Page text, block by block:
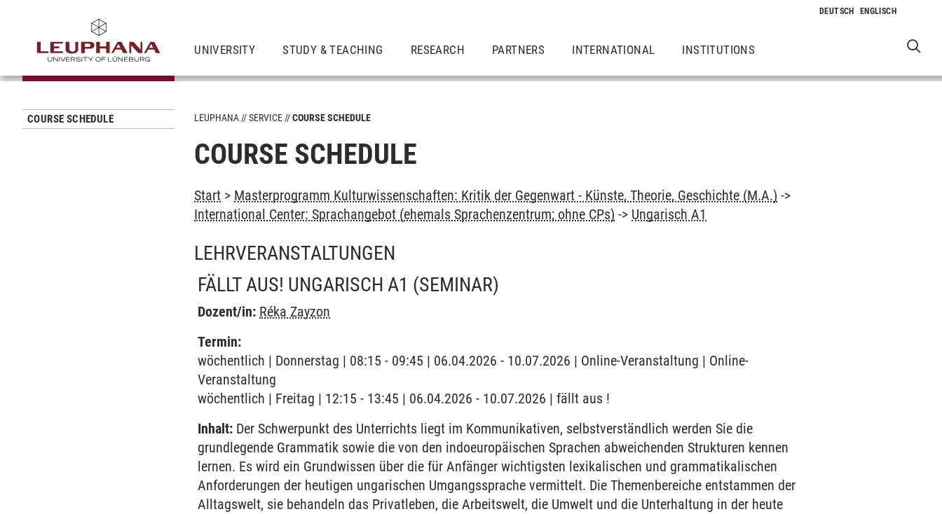
UNIVERSITY STUDY & TEACHING RESEARCH PARTNERS INTERNATIONAL INSTITUTIONS
COURSE SCHEDULE LEUPHANA SERVICE COURSE SCHEDULE
COURSE SCHEDULE
Start > Masterprogramm Kulturwissenschaften: Kritik der Gegenwart - Künste, Theorie, Geschichte (M.A.) ->
International Center: Sprachangebot (ehemals Sprachenzentrum; ohne CPs) -> Ungarisch A1
LEHRVERANSTALTUNGEN
FÄLLT AUS! UNGARISCH A1 (SEMINAR)
Dozent/in: Réka Zayzon
Termin:
wöchentlich | Donnerstag | 08:15 - 09:45 | 06.04.2026 - 10.07.2026 | Online-Veranstaltung | Online-
Veranstaltung
wöchentlich | Freitag | 12:15 - 13:45 | 06.04.2026 - 10.07.2026 | fällt aus !
Inhalt: Der Schwerpunkt des Unterrichts liegt im Kommunikativen, selbstverständlich werden Sie die
grundlegende Grammatik sowie die von den indoeuropäischen Sprachen abweichenden Strukturen kennen
lernen. Es wird ein Grundwissen über die für Anfänger wichtigsten lexikalischen und grammatikalischen
Anforderungen der heutigen ungarischen Umgangssprache vermittelt. Die Themenbereiche entstammen der
Alltagswelt, sie behandeln das Privatleben, die Arbeitswelt, die Umwelt und die Unterhaltung in der heute